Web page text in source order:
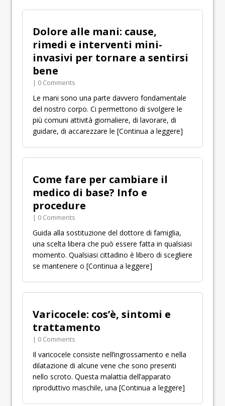
Dolore alle mani: cause,
rimedi e interventi mini-
invasivi per tornare a sentirsi
bene
| 0 Comments
Le mani sono una parte davvero fondamentale
del nostro corpo. Ci permettono di svolgere le
più comuni attività giornaliere, di lavorare, di
guidare, di accarezzare le [Continua a leggere]
Come fare per cambiare il
medico di base? Info e
procedure
| 0 Comments
Guida alla sostituzione del dottore di famiglia,
una scelta libera che può essere fatta in qualsiasi
momento. Qualsiasi cittadino è libero di scegliere
se mantenere o [Continua a leggere]
Varicocele: cos’è, sintomi e
trattamento
| 0 Comments
Il varicocele consiste nell’ingrossamento e nella
dilatazione di alcune vene che sono presenti
nello scroto. Questa malattia dell’apparato
riproduttivo maschile, una [Continua a leggere]